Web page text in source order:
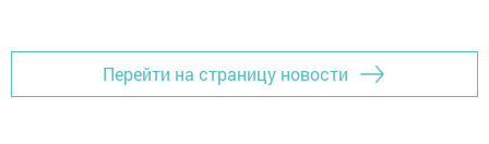
Перейти на страницу новости